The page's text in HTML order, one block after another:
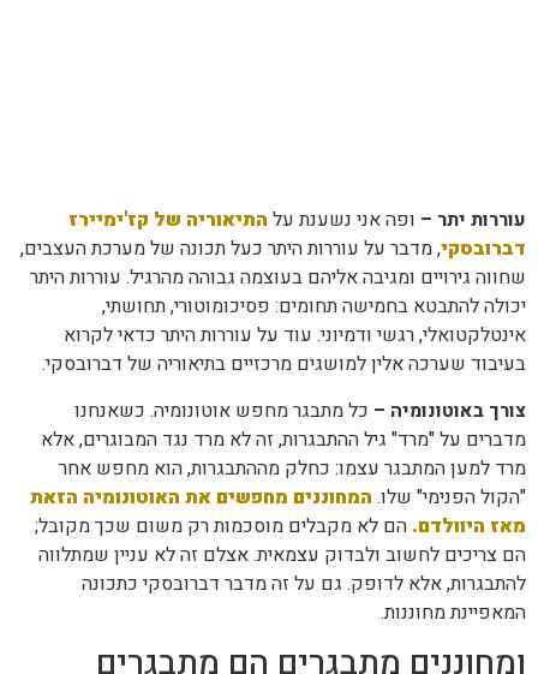
עוררות יתר – ופה אני נשענת על התיאוריה של קז'ימיירז
דברובסקי, מדבר על עוררות היתר כעל תכונה של מערכת העצבים,
שחווה גירויים ומגיבה אליהם בעוצמה גבוהה מהרגיל. עוררות היתר
יכולה להתבטא בחמישה תחומים: פסיכומוטורי, תחושתי,
אינטלקטואלי, רגשי ודמיוני. עוד על עוררות היתר כדאי לקרוא
בעיבוד שערכה אלין למושגים מרכזיים בתיאוריה של דברובסקי.
צורך באוטונומיה – כל מתבגר מחפש אוטונומיה. כשאנחנו
מדברים על "מרד" גיל ההתבגרות, זה לא מרד נגד המבוגרים, אלא
מרד למען המתבגר עצמו: כחלק מההתבגרות, הוא מחפש אחר
"הקול הפנימי" שלו. המחוננים מחפשים את האוטונומיה הזאת
מאז היוולדם. הם לא מקבלים מוסכמות רק משום שכך מקובל;
הם צריכים לחשוב ולבדוק עצמאית. אצלם זה לא עניין שמתלווה
להתבגרות, אלא לדופק. גם על זה מדבר דברובסקי כתכונה
המאפיינת מחוננות.
ומחוננים מתבגרים הם מתבגרים